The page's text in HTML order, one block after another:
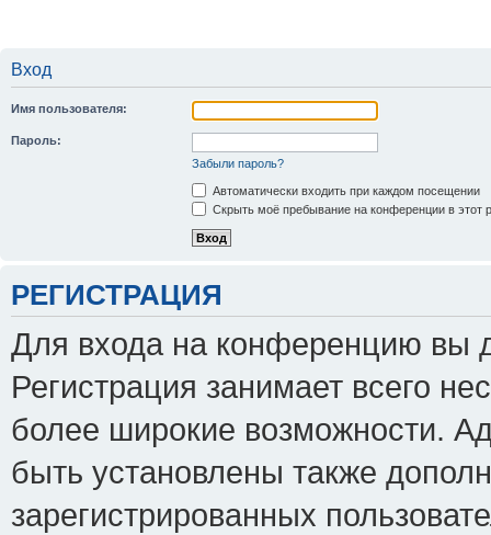
Вход
Имя пользователя:
Пароль:
Забыли пароль?
Автоматически входить при каждом посещении
Скрыть моё пребывание на конференции в этот
РЕГИСТРАЦИЯ
Для входа на конференцию вы
Регистрация занимает всего
более широкие возможности.
быть установлены также
зарегистрированных